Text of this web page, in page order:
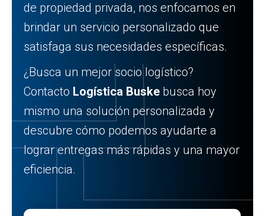
de propiedad privada, nos enfocamos en
brindar un servicio personalizado que
satisfaga sus necesidades específicas.
¿Busca un mejor socio logístico?
Contacto Logística Buske busca hoy
mismo una solución personalizada y
descubre cómo podemos ayudarte a
lograr entregas más rápidas y una mayor
eficiencia.